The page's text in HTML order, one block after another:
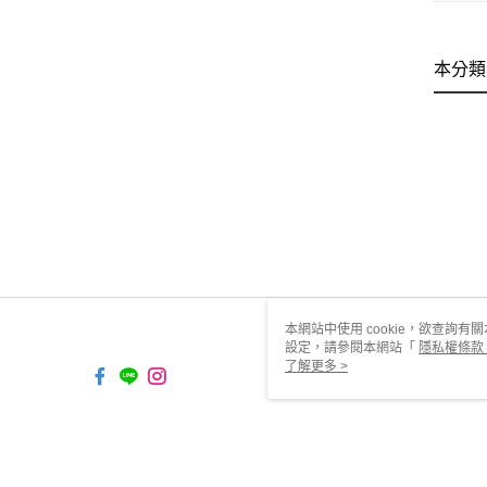
本分
本網站中使用 cookie，欲查詢有
設定，請參閱本網站「 隱私權條款
使用 cookie。
了解更多 >